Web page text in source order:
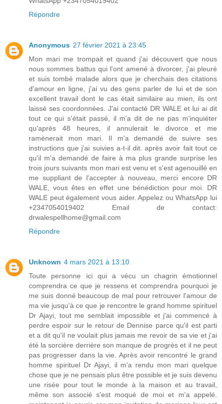
Répondre
Anonymous 27 février 2021 à 23:45
Mon mari me trompait et quand j'ai découvert que nous
nous sommes battus qui l'ont amené à divorcer, j'ai pleuré
et suis tombé malade alors que je cherchais des citations
d'amour en ligne, j'ai vu des gens parler de lui et de son
excellent travail dont le cas était similaire au mien, ils ont
laissé ses coordonnées. J'ai contacté DR WALE et lui ai dit
tout ce qui s'était passé, il m'a dit de ne pas m'inquiéter
qu'après 48 heures, il annulerait le divorce et me
ramènerait mon mari. Il m'a demandé de suivre ses
instructions que j'ai suivies a-t-il dit. après avoir fait tout ce
qu'il m'a demandé de faire à ma plus grande surprise les
trois jours suivants mon mari est venu et s'est agenouillé en
me suppliant de l'accepter à nouveau, merci encore DR
WALE, vous êtes en effet une bénédiction pour moi. DR
WALE peut également vous aider. Appelez ou WhatsApp lui
+2347054019402 Email de contact:
drwalespellhome@gmail.com
Répondre
Unknown 4 mars 2021 à 13:10
Toute personne ici qui a vécu un chagrin émotionnel
comprendra ce que je ressens et comprendra pourquoi je
me suis donné beaucoup de mal pour retrouver l'amour de
ma vie jusqu'à ce que je rencontre le grand homme spirituel
Dr Ajayi, tout me semblait impossible et j'ai commencé à
perdre espoir sur le retour de Dennise parce qu'il est parti
et a dit qu'il ne voulait plus jamais me revoir de sa vie et j'ai
été la sorcière derrière son manque de progrès et il ne peut
pas progresser dans la vie. Après avoir rencontré le grand
homme spirituel Dr Ajayi, il m'a rendu mon mari quelque
chose que je ne pensais plus être possible et je suis devenu
une risée pour tout le monde à la maison et au travail,
même son associé s'est moqué de moi et m'a appelé.